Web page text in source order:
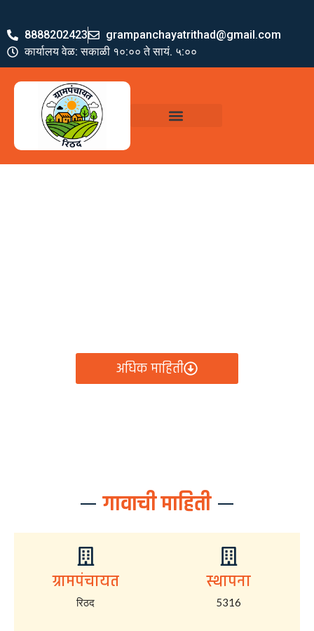
8888202423
grampanchayatrithad@gmail.com
कार्यालय वेळ: सकाळी १०:०० ते सायं. ५:००
अधिक माहिती
गावाची माहिती
ग्रामपंचायत
रिठद
स्थापना
5316